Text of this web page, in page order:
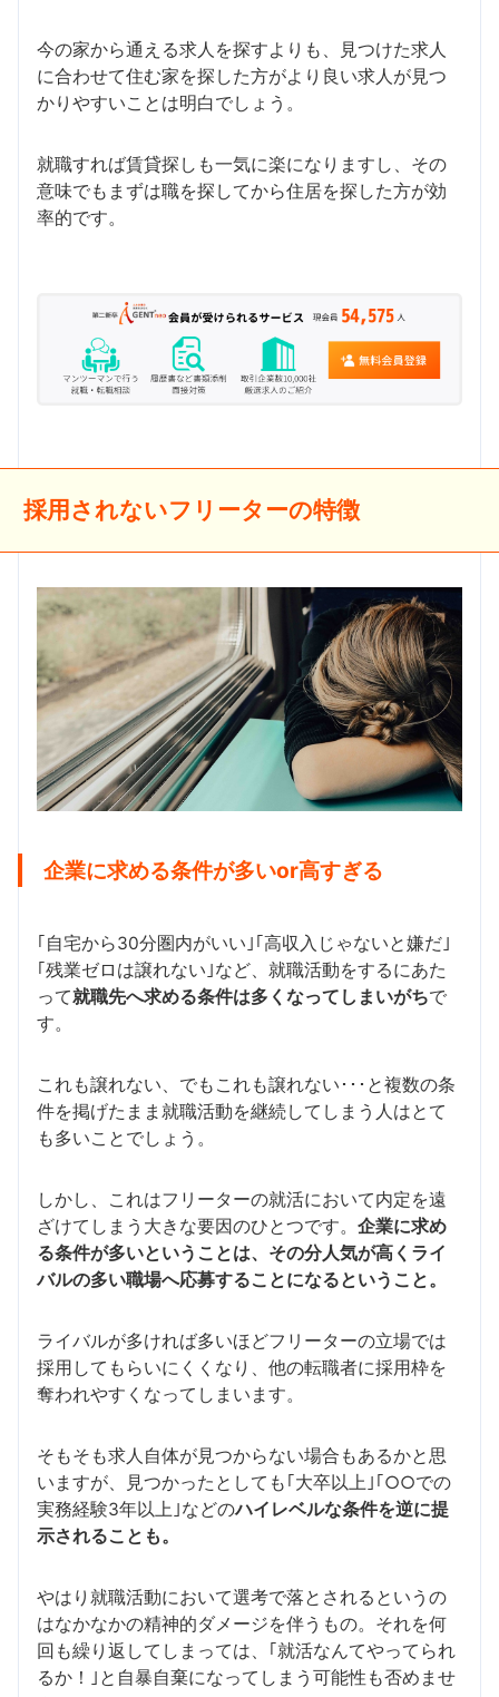
今の家から通える求人を探すよりも、見つけた求人
に合わせて住む家を探した方がより良い求人が見つ
かりやすいことは明白でしょう。
就職すれば賃貸探しも一気に楽になりますし、その
意味でもまずは職を探してから住居を探した方が効
率的です。
採用されないフリーターの特徴
企業に求める条件が多いor高すぎる
｢自宅から30分圏内がいい｣｢高収入じゃないと嫌だ｣
｢残業ゼロは譲れない｣など、就職活動をするにあた
って就職先へ求める条件は多くなってしまいがちで
す。
これも譲れない、でもこれも譲れない･･･と複数の条
件を掲げたまま就職活動を継続してしまう人はとて
も多いことでしょう。
しかし、これはフリーターの就活において内定を遠
ざけてしまう大きな要因のひとつです。 企業に求め
る条件が多いということは、その分人気が高くライ
バルの多い職場へ応募することになるということ。
ライバルが多ければ多いほどフリーターの立場では
採用してもらいにくくなり、他の転職者に採用枠を
奪われやすくなってしまいます。
そもそも求人自体が見つからない場合もあるかと思
いますが、見つかったとしても｢大卒以上｣｢○○での
実務経験3年以上｣などのハイレベルな条件を逆に提
示されることも。
やはり就職活動において選考で落とされるというの
はなかなかの精神的ダメージを伴うもの。それを何
回も繰り返してしまっては、｢就活なんてやってられ
るか！｣と自暴自棄になってしまう可能性も否めませ